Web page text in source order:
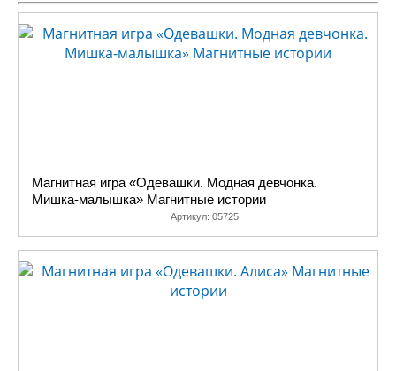
своих обучающих коллег, они не требуют специальных методик и
постоянного контроля со стороны взрослого в процессе игры.
Магнитная игра «Одевашки. Модная девчонка.
Мишка-малышка» Магнитные истории
Артикул: 05725